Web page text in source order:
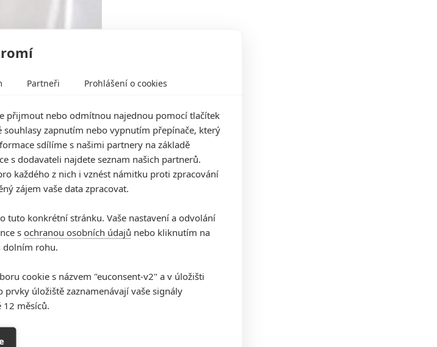
Partneři Prohlášení o cookies
přijmout nebo odmítnou najednou pomocí tlačítek
zapnutím nebo vypnutím přepínače, který
sdílíme s našimi partnery na základě
s dodavateli najdete seznam našich partnerů.
každého z nich i vznést námitku proti zpracování
zájem vaše data zpracovat.
tuto konkrétní stránku. Vaše nastavení a odvolání
s ochranou osobních údajů nebo kliknutím na
dolním rohu.
cookie s názvem "euconsent-v2" a v úložišti
úložiště zaznamenávají vaše signály
12 měsíců.